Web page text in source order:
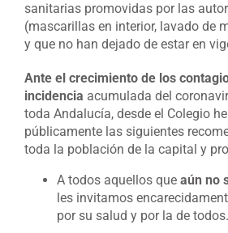
sanitarias promovidas por las
(mascarillas en interior, lavado de
y que no han dejado de estar en
Ante el crecimiento de los
incidencia acumulada del
toda Andalucía, desde el Colegio
públicamente las siguientes
toda la población de la capital y
A todos aquellos que aún no
les invitamos
por su salud y por la de todos.